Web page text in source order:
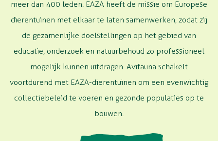
meer dan 400 leden. EAZA heeft de missie om Europese
dierentuinen met elkaar te laten samenwerken, zodat zij
de gezamenlijke doelstellingen op het gebied van
educatie, onderzoek en natuurbehoud zo professioneel
mogelijk kunnen uitdragen. Avifauna schakelt
voortdurend met EAZA-dierentuinen om een evenwichtig
collectiebeleid te voeren en gezonde populaties op te
bouwen.